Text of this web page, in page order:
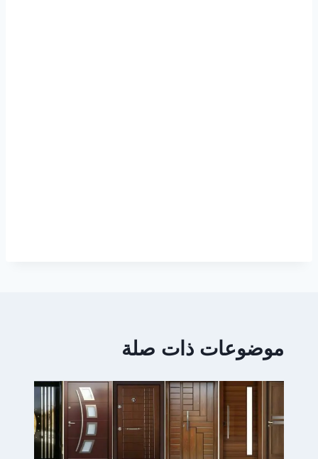
موضوعات ذات صلة